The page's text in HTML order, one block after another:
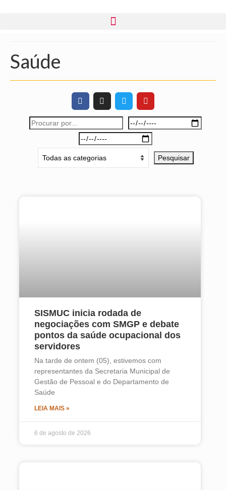
Saúde
SISMUC inicia rodada de
negociações com SMGP e debate
pontos da saúde ocupacional dos
servidores
Na tarde de ontem (05), estivemos com
representantes da Secretaria Municipal de
Gestão de Pessoal e do Departamento de
Saúde
LEIA MAIS »
6 de agosto de 2026